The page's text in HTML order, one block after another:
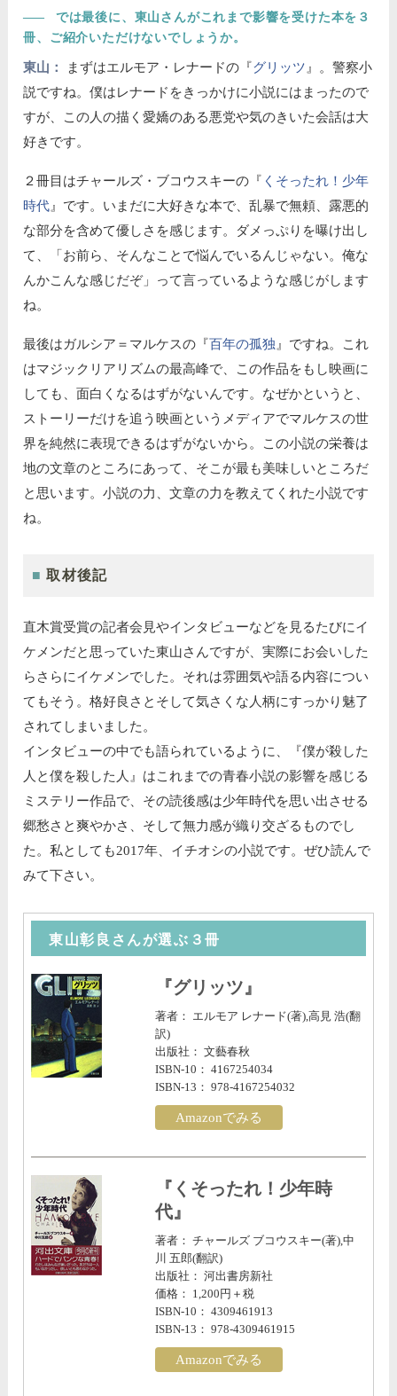
――
では最後に、東山さんがこれまで影響を受けた本を３
冊、ご紹介いただけないでしょうか。
東山： まずはエルモア・レナードの『グリッツ 』。警察小
説ですね。僕はレナードをきっかけに小説にはまったので
すが、この人の描く愛嬌のある悪党や気のきいた会話は大
好きです。
２冊目はチャールズ・ブコウスキーの『 くそったれ！少年
時代 』です。いまだに大好きな本で、乱暴で無頼、露悪的
な部分を含めて優しさを感じます。ダメっぷりを曝け出し
て、「お前ら、そんなことで悩んでいるんじゃない。俺な
んかこんな感じだぞ」って言っているような感じがします
ね。
最後はガルシア＝マルケスの『百年の孤独 』ですね。これ
はマジックリアリズムの最高峰で、この作品をもし映画に
しても、面白くなるはずがないんです。なぜかというと、
ストーリーだけを追う映画というメディアでマルケスの世
界を純然に表現できるはずがないから。この小説の栄養は
地の文章のところにあって、そこが最も美味しいところだ
と思います。小説の力、文章の力を教えてくれた小説です
ね。
取材後記
直木賞受賞の記者会見やインタビューなどを見るたびにイ
ケメンだと思っていた東山さんですが、実際にお会いした
らさらにイケメンでした。それは雰囲気や語る内容につい
てもそう。格好良さとそして気さくな人柄にすっかり魅了
されてしまいました。
インタビューの中でも語られているように、『僕が殺した
人と僕を殺した人』はこれまでの青春小説の影響を感じる
ミステリー作品で、その読後感は少年時代を思い出させる
郷愁さと爽やかさ、そして無力感が織り交ざるものでし
た。私としても2017年、イチオシの小説です。ぜひ読んで
みて下さい。
東山彰良さんが選ぶ３冊
『グリッツ』
著者： エルモア レナード(著),高見 浩(翻
訳)
出版社： 文藝春秋
ISBN-10： 4167254034
ISBN-13： 978-4167254032
Amazonでみる
『くそったれ！少年時
代』
著者： チャールズ ブコウスキー(著),中
川 五郎(翻訳)
出版社： 河出書房新社
価格： 1,200円＋税
ISBN-10： 4309461913
ISBN-13： 978-4309461915
Amazonでみる